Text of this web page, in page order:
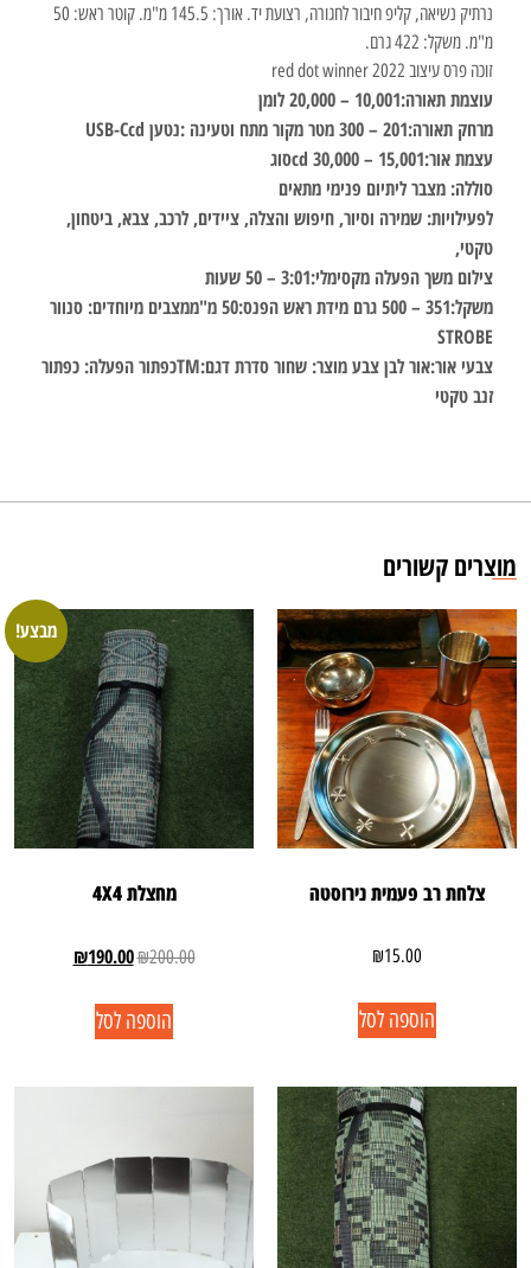
נרתיק נשיאה, קליפ חיבור לחגורה, רצועת יד. אורך: 145.5 מ"מ. קוטר ראש: 50
מ"מ. משקל: 422 גרם.
זוכה פרס עיצוב red dot winner 2022
עוצמת תאורה:10,001 – 20,000 לומן
מרחק תאורה:201 – 300 מטר מקור מתח וטעינה :נטען USB-Ccd
עצמת אור:15,001 – 30,000 cdסוג
סוללה: מצבר ליתיום פנימי מתאים
לפעילויות: שמירה וסיור, חיפוש והצלה, ציידים, לרכב, צבא, ביטחון,
טקטי,
צילום משך הפעלה מקסימלי:3:01 – 50 שעות
משקל:351 – 500 גרם מידת ראש הפנס:50 מ"ממצבים מיוחדים: סנוור
STROBE
צבעי אור:אור לבן צבע מוצר: שחור סדרת דגם:TMכפתור הפעלה: כפתור
זנב טקטי
מוצרים קשורים
צלחת רב פעמית נירוסטה
₪15.00
הוספה לסל
מבצע!
מחצלת 4X4
₪200.00
₪190.00
הוספה לסל